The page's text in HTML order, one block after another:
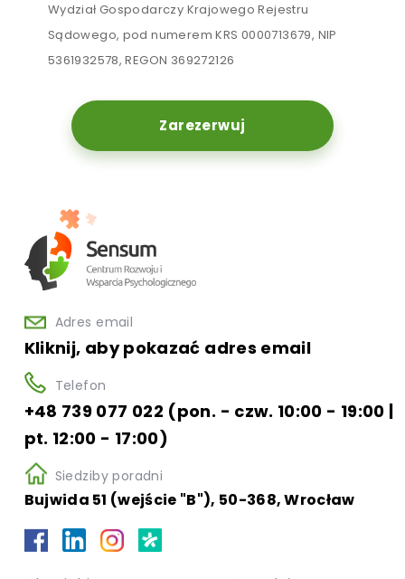
Wydział Gospodarczy Krajowego Rejestru
Sądowego, pod numerem KRS 0000713679, NIP
5361932578, REGON 369272126
Zarezerwuj
Adres email
Kliknij, aby pokazać adres email
Telefon
+48 739 077 022 (pon. - czw. 10:00 - 19:00 |
pt. 12:00 - 17:00)
Siedziby poradni
Bujwida 51 (wejście "B"), 50-368, Wrocław